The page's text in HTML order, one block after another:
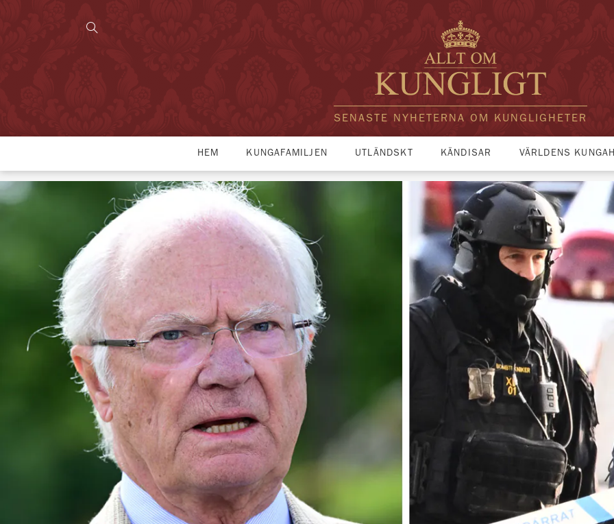
SENASTE NYHETERNA OM KUNGLIGHETER
HEM KUNGAFAMILJEN UTLÄNDSKT KÄNDISAR VÄRLDENS